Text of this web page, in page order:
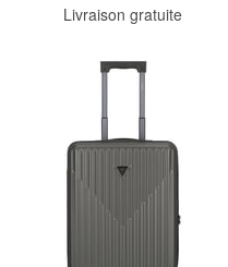
Livraison gratuite